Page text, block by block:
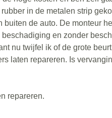
in de metalen strip
de auto. De monteur
en zonder
nu twijfel ik of de grote
laten repareren. Is
repareren.